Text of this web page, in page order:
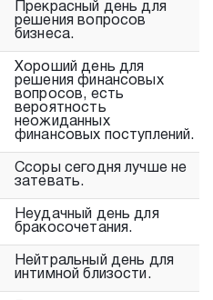
Прекрасный день для
решения вопросов
бизнеса.
Хороший день для
решения финансовых
вопросов, есть
вероятность
неожиданных
финансовых поступлений.
Ссоры сегодня лучше не
затевать.
Неудачный день для
бракосочетания.
Нейтральный день для
интимной близости.